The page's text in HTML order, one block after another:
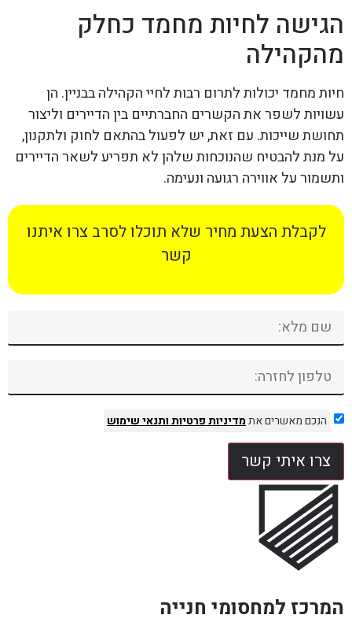
הגישה לחיות מחמד כחלק
מהקהילה
חיות מחמד יכולות לתרום רבות לחיי הקהילה בבניין. הן
עשויות לשפר את הקשרים החברתיים בין הדיירים וליצור
תחושת שייכות. עם זאת, יש לפעול בהתאם לחוק ולתקנון,
על מנת להבטיח שהנוכחות שלהן לא תפריע לשאר הדיירים
ותשמור על אווירה רגועה ונעימה.
לקבלת הצעת מחיר שלא תוכלו לסרב צרו איתנו
קשר
הנכם מאשרים אתמדיניות פרטיותותנאי שימוש
צרו איתי קשר
המרכז למחסומי חנייה